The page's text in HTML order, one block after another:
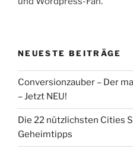
NEUESTE BEITRÄGE
Conversionzauber – Der
– Jetzt NEU!
Die 22 nützlichsten Cities
Geheimtipps